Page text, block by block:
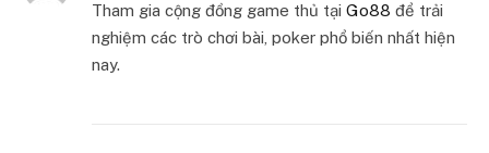
Tham gia cộng đồng game thủ tại Go88 để trải
nghiệm các trò chơi bài, poker phổ biến nhất hiện
nay.